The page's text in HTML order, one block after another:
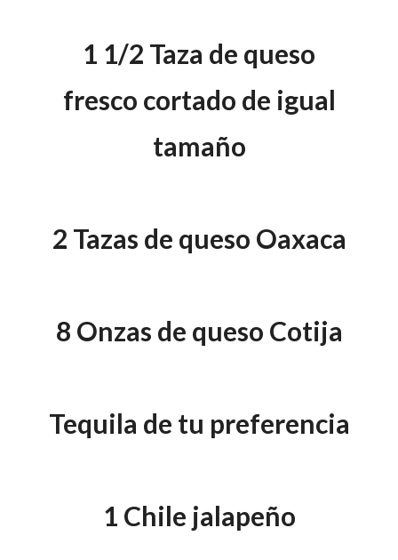
1 1/2 Taza de queso
fresco cortado de igual
tamaño
2 Tazas de queso Oaxaca
8 Onzas de queso Cotija
Tequila de tu preferencia
1 Chile jalapeño